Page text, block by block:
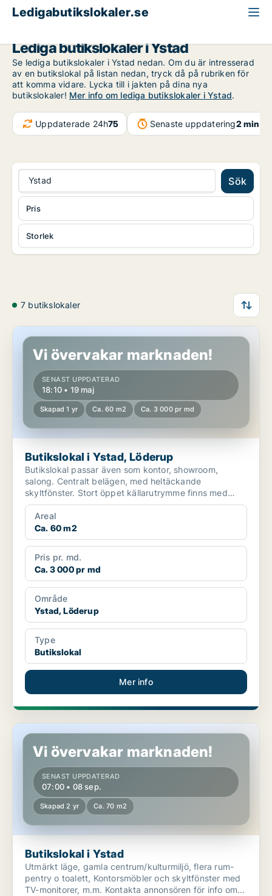
Ledigabutikslokaler.se
Lediga butikslokaler i Ystad
Se lediga butikslokaler i Ystad nedan. Om du är intresserad
av en butikslokal på listan nedan, tryck då på rubriken för
att komma vidare. Lycka till i jakten på dina nya
butikslokaler! Mer info om lediga butikslokaler i Ystad.
Uppdaterade 24h75 Senaste uppdatering2 min
Ystad Sök
Storlek
Pris
7 butikslokaler
Butikslokal i Ystad, Löderup
Vi övervakar marknaden!
SENAST UPPDATERAD
18:10 • 19 maj
Skapad 1 yr Ca. 60 m2 Ca. 3 000 pr md
Butikslokal i Ystad, Löderup
Butikslokal passar även som kontor, showroom,
salong. Centralt belägen, med heltäckande
skyltfönster. Stort öppet källarutrymme finns med
tillgång frå...
Areal
Ca. 60 m2
Pris pr. md.
Ca. 3 000 pr md
Område
Ystad, Löderup
Type
Butikslokal
Mer info
Butikslokal i Ystad
Vi övervakar marknaden!
SENAST UPPDATERAD
07:00 • 08 sep.
Skapad 2 yr Ca. 70 m2
Butikslokal i Ystad
Utmärkt läge, gamla centrum/kulturmiljö, flera rum-
pentry o toalett, Kontorsmöbler och skyltfönster med
TV-monitorer, m.m. Kontakta annonsören för info om...